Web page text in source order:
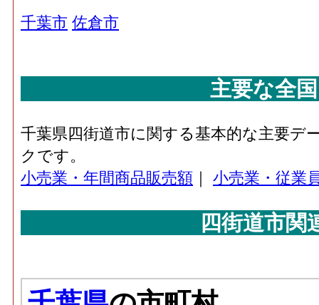
千葉市 佐倉市
主要な全
千葉県四街道市に関する基本的な主要デ
クです。
小売業・年間商品販売額 ｜ 小売業・従業
四街道市関